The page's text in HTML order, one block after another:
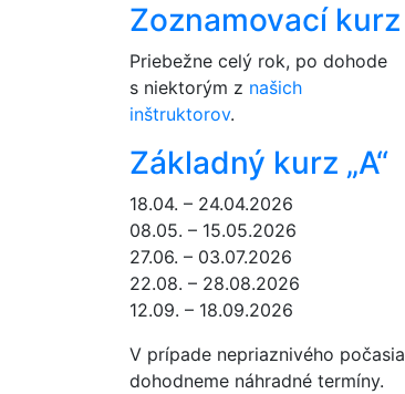
Zoznamovací kurz
Priebežne celý rok, po dohode
s niektorým z našich
inštruktorov.
Základný kurz „A“
18.04. – 24.04.2026
08.05. – 15.05.2026
27.06. – 03.07.2026
22.08. – 28.08.2026
12.09. – 18.09.2026
V prípade nepriaznivého počasia
dohodneme náhradné termíny.